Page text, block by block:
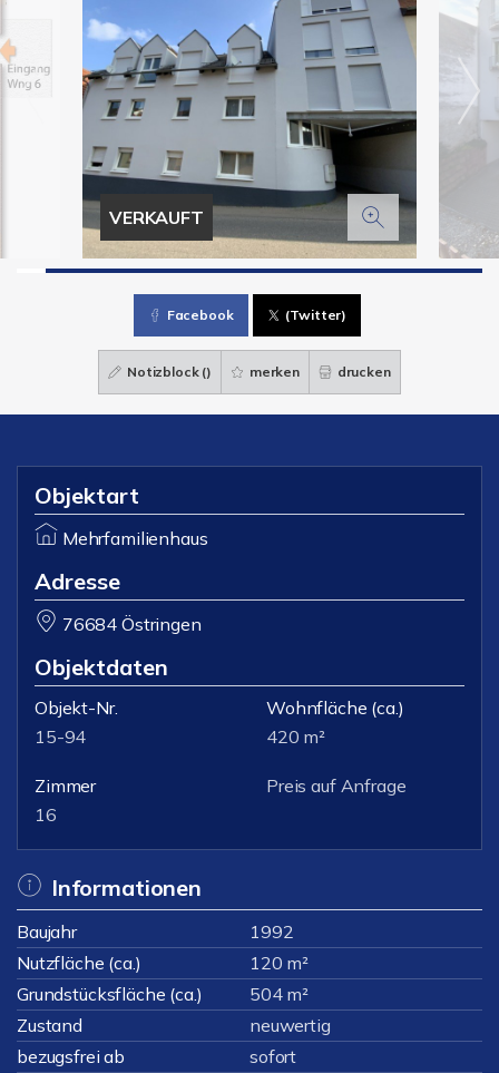
VERKAUFT
Facebook (Twitter)
Notizblock () merken drucken
Objektart
Mehrfamilienhaus
Adresse
76684 Östringen
Objektdaten
Objekt-Nr.
15-94
Wohnfläche (ca.)
420 m²
Zimmer
16
Preis auf Anfrage
Informationen
Baujahr
1992
Nutzfläche (ca.)
120 m²
Grundstücksfläche (ca.)
504 m²
Zustand
neuwertig
bezugsfrei ab
sofort